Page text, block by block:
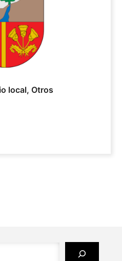
local, Otros